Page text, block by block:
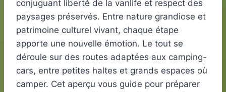
conjuguant liberté de la vanlife et respect des
paysages préservés. Entre nature grandiose et
patrimoine culturel vivant, chaque étape
apporte une nouvelle émotion. Le tout se
déroule sur des routes adaptées aux camping-
cars, entre petites haltes et grands espaces où
camper. Cet aperçu vous guide pour préparer